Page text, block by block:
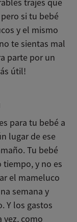
trajes que
si tu bebé
y el mismo
te sientas mal
parte por un
útil!
para tu bebé a
lugar de ese
Tu bebé
y no es
el mameluco
semana y
Y los gastos
vez, como